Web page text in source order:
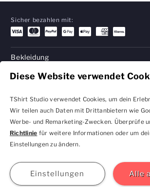
Diese Website verwendet
TShirt Studio verwendet Cookies, um dein
Wir teilen auch Daten mit Drittanbietern wie
Werbe- und Remarketing-Zwecken. Überprüfe
Richtlinie für weitere Informationen oder um
Einstellungen zu ändern.
Beitreten Anmelden GBP
Sicher bezahlen mit:
Bekleidung
Geschenke
Hilfe
Datenschutzbestimmungen
und Cookie-Einstellungen
kontakt@tshirtstudio.de
2026 TShirt Studio